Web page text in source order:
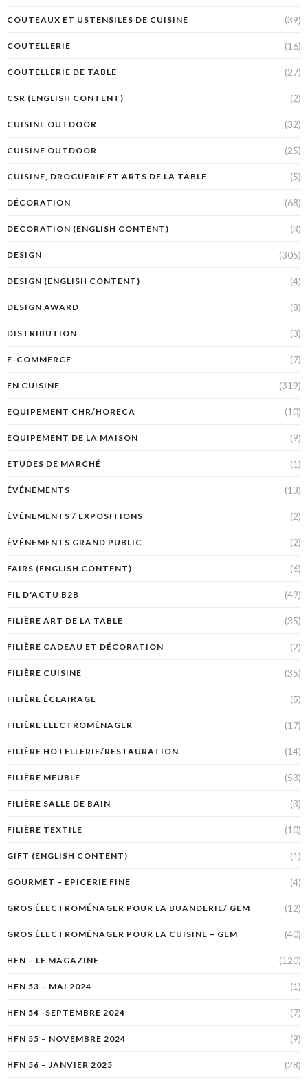
COUTEAUX ET USTENSILES DE CUISINE (39)
COUTELLERIE (16)
COUTELLERIE DE TABLE (27)
CSR (ENGLISH CONTENT) (2)
CUISINE OUTDOOR (32)
CUISINE OUTDOOR (25)
CUISINE, DROGUERIE ET ARTS DE LA TABLE (5)
DÉCORATION (68)
DECORATION (ENGLISH CONTENT) (3)
DESIGN (305)
DESIGN (ENGLISH CONTENT) (4)
DESIGN AWARD (8)
DISTRIBUTION (3)
E-COMMERCE (7)
EN CUISINE (319)
EQUIPEMENT CHR/HORECA (10)
EQUIPEMENT DE LA MAISON (9)
ETUDES DE MARCHÉ (1)
ÉVÉNEMENTS (13)
ÉVÉNEMENTS / EXPOSITIONS (2)
ÉVÉNEMENTS GRAND PUBLIC (2)
FAIRS (ENGLISH CONTENT) (6)
FIL D'ACTU B2B (49)
FILIÈRE ART DE LA TABLE (35)
FILIÈRE CADEAU ET DÉCORATION (2)
FILIÈRE CUISINE (35)
FILIÈRE ÉCLAIRAGE (5)
FILIÈRE ELECTROMÉNAGER (17)
FILIÈRE HOTELLERIE/RESTAURATION (14)
FILIÈRE MEUBLE (53)
FILIÈRE SALLE DE BAIN (3)
FILIÈRE TEXTILE (10)
GIFT (ENGLISH CONTENT) (1)
GOURMET – EPICERIE FINE (4)
GROS ÉLECTROMÉNAGER POUR LA BUANDERIE/ GEM (12)
GROS ÉLECTROMÉNAGER POUR LA CUISINE – GEM (40)
HFN – LE MAGAZINE (120)
HFN 53 – MAI 2024 (1)
HFN 54 -SEPTEMBRE 2024 (7)
HFN 55 – NOVEMBRE 2024 (9)
HFN 56 – JANVIER 2025 (28)